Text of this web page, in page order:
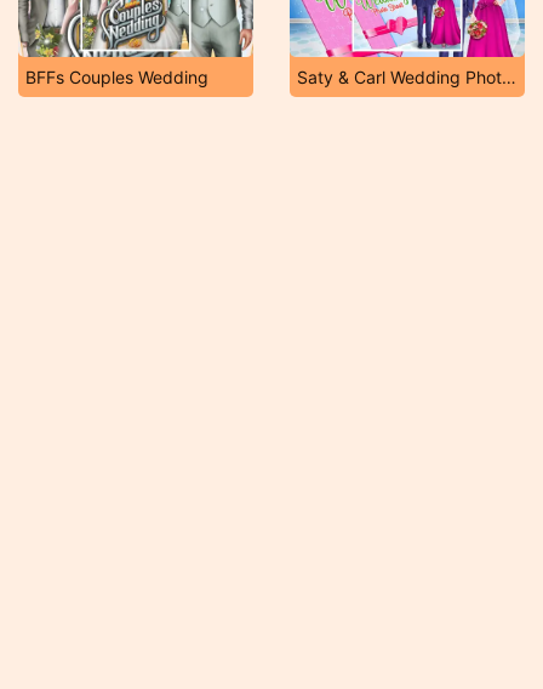
BFFs Couples Wedding Saty & Carl Wedding Photo Shoot